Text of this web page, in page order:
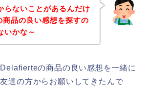
らないことがあるんだけ
品の良い感想を探すの
いかな～
の商品の良い感想を一緒に
達の方からお願いしてきたんで